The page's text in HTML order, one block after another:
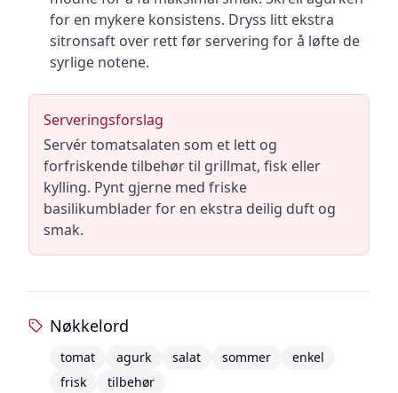
for en mykere konsistens. Dryss litt ekstra
sitronsaft over rett før servering for å løfte de
syrlige notene.
Serveringsforslag
Servér tomatsalaten som et lett og
forfriskende tilbehør til grillmat, fisk eller
kylling. Pynt gjerne med friske
basilikumblader for en ekstra deilig duft og
smak.
Nøkkelord
tomat agurk salat sommer
enkel
frisk
tilbehør